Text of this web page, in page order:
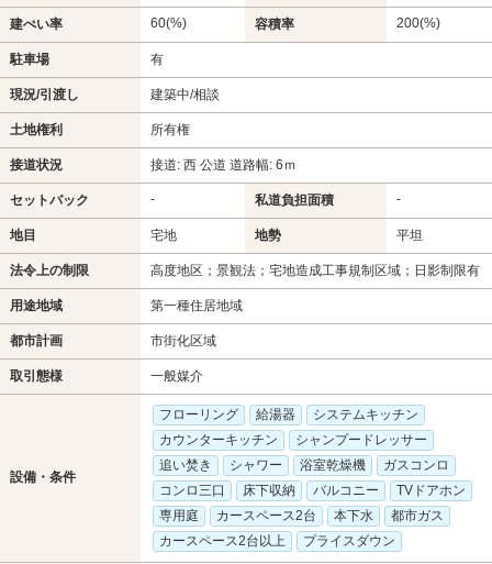
建ぺい率 60(%) 容積率 200(%)
駐車場 有
現況/引渡し 建築中/相談
土地権利 所有権
接道状況 接道: 西 公道 道路幅: 6ｍ
セットバック - 私道負担面積 -
地目 宅地 地勢 平坦
法令上の制限 高度地区；景観法；宅地造成工事規制区域；日影制限有
用途地域 第一種住居地域
都市計画 市街化区域
取引態様 一般媒介
設備・条件
フローリング 給湯器
システムキッチン
カウンターキッチン
シャンプードレッサー
追い焚き
シャワー 浴室乾燥機
ガスコンロ
コンロ三口
床下収納 バルコニー
TVドアホン
専用庭
カースペース2台 本下水
都市ガス
カースペース2台以上
プライスダウン